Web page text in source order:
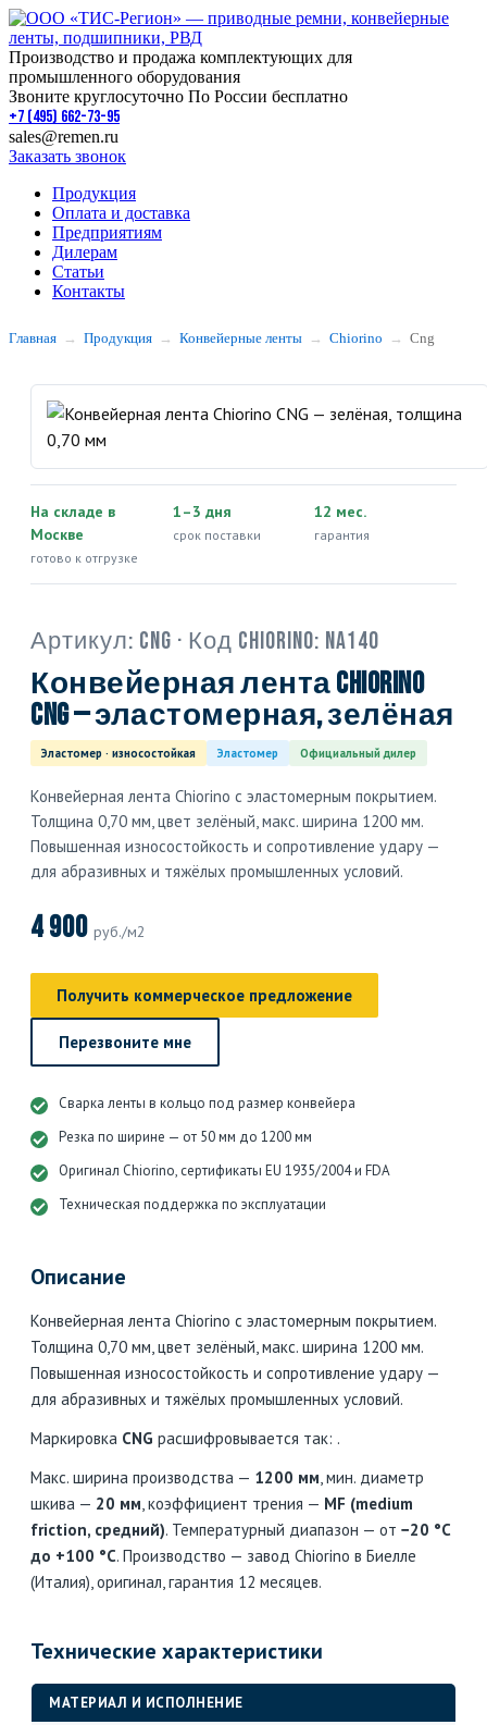
Производство и продажа комплектующих для
промышленного оборудования
Звоните круглосуточно По России бесплатно
+7 (495) 662-73-95
sales@remen.ru
Заказать звонок
Продукция
Оплата и доставка
Предприятиям
Дилерам
Статьи
Контакты
Главная Продукция Конвейерные ленты Chiorino Cng
На складе в
Москве
готово к отгрузке
1–3 дня
срок поставки
12 мес.
гарантия
Артикул: CNG · Код Chiorino: NA140
Конвейерная лента Chiorino
CNG — эластомерная, зелёная
Эластомер · износостойкая Эластомер Официальный дилер
Конвейерная лента Chiorino с эластомерным покрытием.
Толщина 0,70 мм, цвет зелёный, макс. ширина 1200 мм.
Повышенная износостойкость и сопротивление удару —
для абразивных и тяжёлых промышленных условий.
4 900 руб./м2
Получить коммерческое предложение
Перезвоните мне
Сварка ленты в кольцо под размер конвейера
Резка по ширине — от 50 мм до 1200 мм
Оригинал Chiorino, сертификаты EU 1935/2004 и FDA
Техническая поддержка по эксплуатации
Описание
Конвейерная лента Chiorino с эластомерным покрытием.
Толщина 0,70 мм, цвет зелёный, макс. ширина 1200 мм.
Повышенная износостойкость и сопротивление удару —
для абразивных и тяжёлых промышленных условий.
Маркировка CNG расшифровывается так: .
Макс. ширина производства — 1200 мм, мин. диаметр
шкива — 20 мм, коэффициент трения — MF (medium
friction, средний). Температурный диапазон — от −20 °C
до +100 °C. Производство — завод Chiorino в Биелле
(Италия), оригинал, гарантия 12 месяцев.
Технические характеристики
МАТЕРИАЛ И ИСПОЛНЕНИЕ